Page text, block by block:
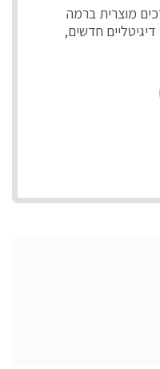
מוצרית ברמה
דיגיטליים חדשים,